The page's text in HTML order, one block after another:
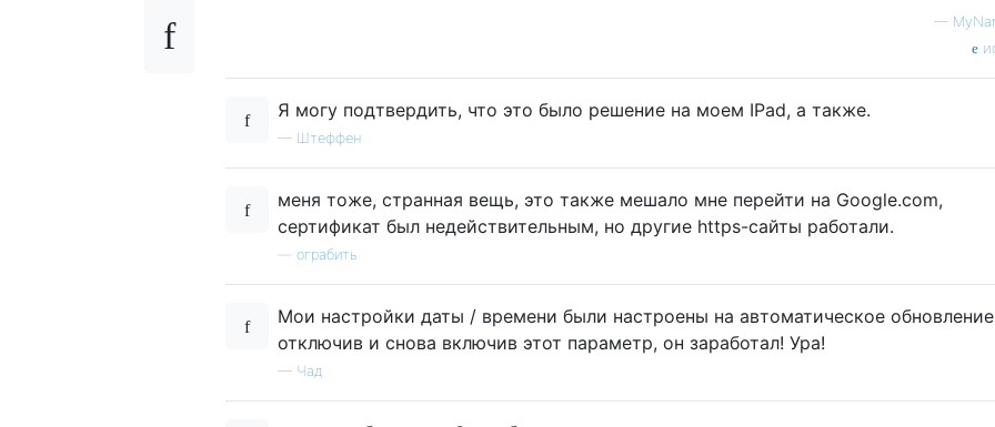
—
Я могу подтвердить, что это было решение на моем IPad, а также.
— Штеффен
меня тоже, странная вещь, это также мешало мне перейти на Google.com,
сертификат был недействительным, но другие https-сайты работали.
ограбить
Мои настройки даты / времени были настроены на автоматическое
отключив и снова включив этот параметр, он заработал! Ура!
— Чад